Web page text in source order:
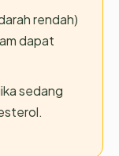
rendah)
dapat
sedang